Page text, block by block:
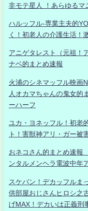
非モテ星人 ！あらゆるマ
ハルッフル-専業主夫的
く！初老人の介護生活！
アニゲタレスト（元祖！
ナベ的まとめ速報
火浦のシネマッフル映画
人オカマちゃんの鬼女的
ーハーフ
ユカ・ヨネッフル！初老
ト！害獣神アリ・ガー被
おネコさん的まとめ速報
ンタルメンヘラ電波中年
スケバン！デカッフルま
供部屋おじさんヒロシ之
げMAX！デカいは正義刑